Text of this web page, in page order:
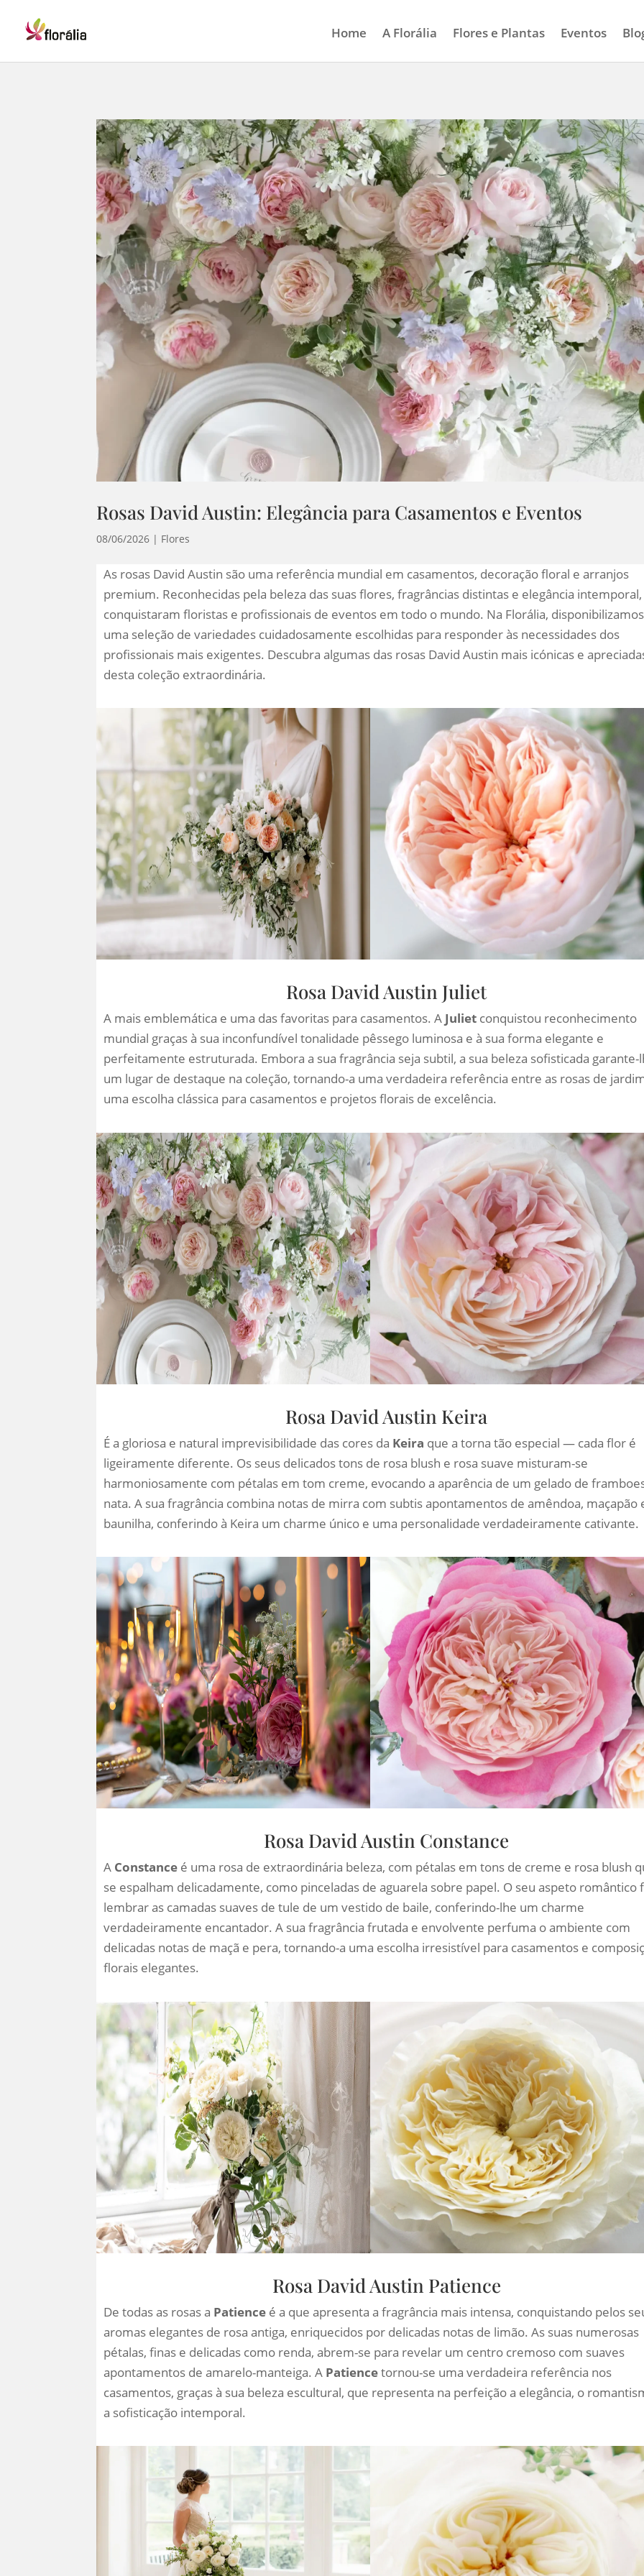
Home A Florália Flores e Plantas Eventos
Rosas David Austin: Elegância para Casamentos e Eventos
08/06/2026 | Flores
As rosas David Austin são uma referência mundial em casamentos, decoração floral e arranjos
premium. Reconhecidas pela beleza das suas flores, fragrâncias distintas e elegância intemporal,
conquistaram floristas e profissionais de eventos em todo o mundo. Na Florália, disponibilizamos
uma seleção de variedades cuidadosamente escolhidas para responder às necessidades dos
profissionais mais exigentes. Descubra algumas das rosas David Austin mais icónicas e
desta coleção extraordinária.
Rosa David Austin Juliet
A mais emblemática e uma das favoritas para casamentos. A Juliet conquistou reconhecimento
mundial graças à sua inconfundível tonalidade pêssego luminosa e à sua forma elegante e
perfeitamente estruturada. Embora a sua fragrância seja subtil, a sua beleza sofisticada garante-
um lugar de destaque na coleção, tornando-a uma verdadeira referência entre as rosas de
uma escolha clássica para casamentos e projetos florais de excelência.
Rosa David Austin Keira
É a gloriosa e natural imprevisibilidade das cores da Keira que a torna tão especial — cada flor é
ligeiramente diferente. Os seus delicados tons de rosa blush e rosa suave misturam-se
harmoniosamente com pétalas em tom creme, evocando a aparência de um gelado de
nata. A sua fragrância combina notas de mirra com subtis apontamentos de amêndoa, maçapão
baunilha, conferindo à Keira um charme único e uma personalidade verdadeiramente cativante.
Rosa David Austin Constance
A Constance é uma rosa de extraordinária beleza, com pétalas em tons de creme e rosa blush
se espalham delicadamente, como pinceladas de aguarela sobre papel. O seu aspeto romântico
lembrar as camadas suaves de tule de um vestido de baile, conferindo-lhe um charme
verdadeiramente encantador. A sua fragrância frutada e envolvente perfuma o ambiente com
delicadas notas de maçã e pera, tornando-a uma escolha irresistível para casamentos e
florais elegantes.
Rosa David Austin Patience
De todas as rosas a Patience é a que apresenta a fragrância mais intensa, conquistando pelos
aromas elegantes de rosa antiga, enriquecidos por delicadas notas de limão. As suas numerosas
pétalas, finas e delicadas como renda, abrem-se para revelar um centro cremoso com suaves
apontamentos de amarelo-manteiga. A Patiencetornou-se uma verdadeira referência nos
casamentos, graças à sua beleza escultural, que representa na perfeição a elegância, o
a sofisticação intemporal.